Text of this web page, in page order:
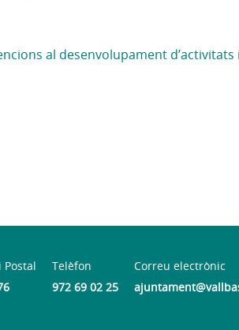
al desenvolupament
Postal
Telèfon
972 69 02 25
Correu electrònic